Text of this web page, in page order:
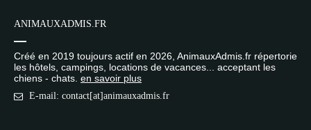
ANIMAUXADMIS.FR
Créé en 2019 toujours actif en 2026, AnimauxAdmis.fr répertorie
les hôtels, campings, locations de vacances... acceptant les
chiens - chats. en savoir plus
E-mail: contact[at]animauxadmis.fr